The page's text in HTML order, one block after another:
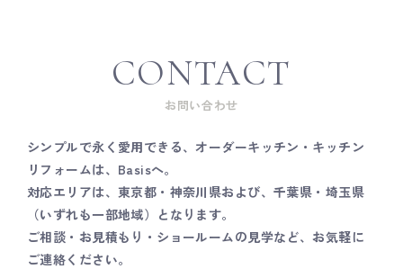
CONTACT
お問い合わせ
シンプルで永く愛用できる、オーダーキッチン・キッチン
リフォームは、Basisへ。
対応エリアは、東京都・神奈川県および、千葉県・埼玉県
（いずれも一部地域）となります。
ご相談・お見積もり・ショールームの見学など、お気軽に
ご連絡ください。